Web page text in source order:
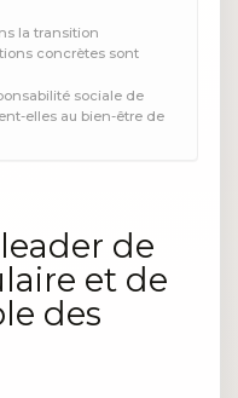
la transition
concrètes sont
sociale de
elles au bien-être de
de
et de
des